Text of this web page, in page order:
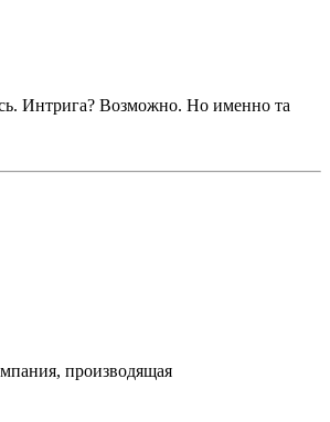
Интрига? Возможно. Но именно та
производящая